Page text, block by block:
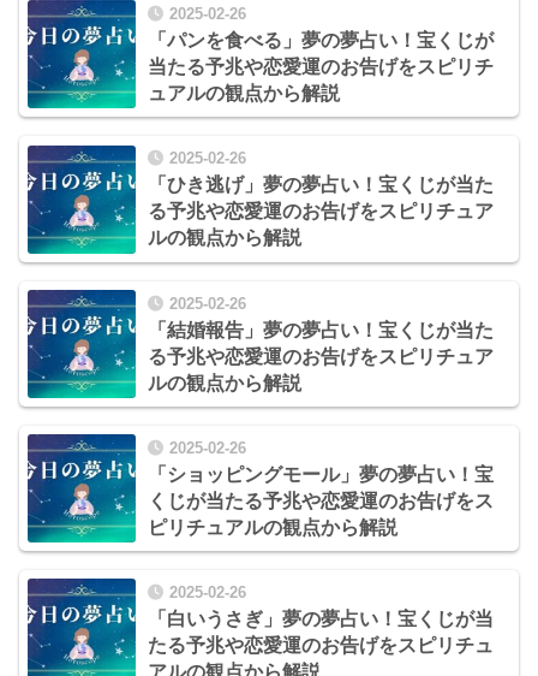
2025-02-26
「パンを食べる」夢の夢占い！宝くじが
当たる予兆や恋愛運のお告げをスピリチ
ュアルの観点から解説
2025-02-26
「ひき逃げ」夢の夢占い！宝くじが当た
る予兆や恋愛運のお告げをスピリチュア
ルの観点から解説
2025-02-26
「結婚報告」夢の夢占い！宝くじが当た
る予兆や恋愛運のお告げをスピリチュア
ルの観点から解説
2025-02-26
「ショッピングモール」夢の夢占い！宝
くじが当たる予兆や恋愛運のお告げをス
ピリチュアルの観点から解説
2025-02-26
「白いうさぎ」夢の夢占い！宝くじが当
たる予兆や恋愛運のお告げをスピリチュ
アルの観点から解説